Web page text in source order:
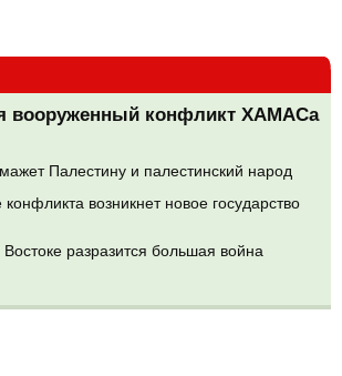
вооруженный конфликт ХАМАСа
Палестину и палестинский народ
конфликта возникнет новое государство
разразится большая война